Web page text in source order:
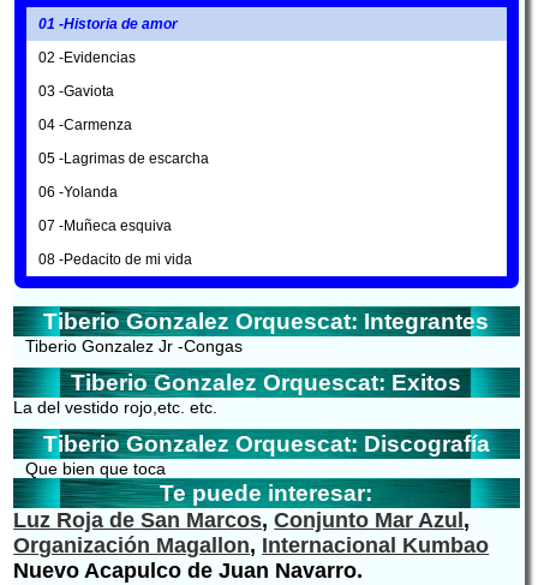
01 -Historia de amor
02 -Evidencias
03 -Gaviota
04 -Carmenza
05 -Lagrimas de escarcha
06 -Yolanda
07 -Muñeca esquiva
08 -Pedacito de mi vida
Tiberio Gonzalez Orquescat: Integrantes
Tiberio Gonzalez Jr -Congas
Tiberio Gonzalez Orquescat: Exitos
La del vestido rojo,etc. etc.
Tiberio Gonzalez Orquescat: Discografía
Que bien que toca
Te puede interesar:
Luz Roja de San Marcos,Conjunto Mar Azul ,
Organización Magallon, Internacional Kumbao
Nuevo Acapulco de Juan Navarro.